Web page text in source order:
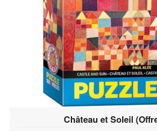
Château et Soleil